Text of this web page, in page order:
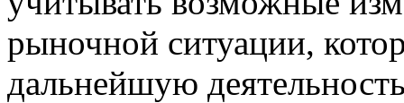
рыночной ситуации,
дальнейшую